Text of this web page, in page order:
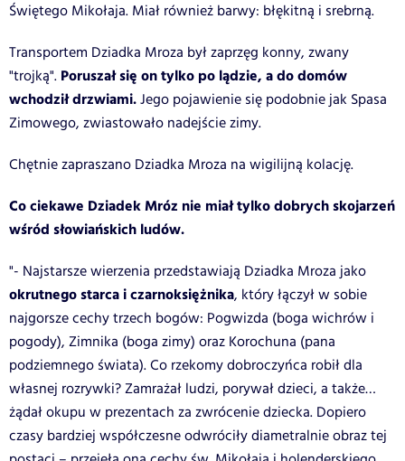
Świętego Mikołaja. Miał również barwy: błękitną i srebrną.
Transportem Dziadka Mroza był zaprzęg konny, zwany
"trojką". Poruszał się on tylko po lądzie, a do domów
wchodził drzwiami.Jego pojawienie się podobnie jak Spasa
Zimowego, zwiastowało nadejście zimy.
Chętnie zapraszano Dziadka Mroza na wigilijną kolację.
Co ciekawe Dziadek Mróz nie miał tylko dobrych skojarzeń
wśród słowiańskich ludów.
"- Najstarsze wierzenia przedstawiają Dziadka Mroza jako
okrutnego starca i czarnoksiężnika, który łączył w sobie
najgorsze cechy trzech bogów: Pogwizda (boga wichrów i
pogody), Zimnika (boga zimy) oraz Korochuna (pana
podziemnego świata). Co rzekomy dobroczyńca robił dla
własnej rozrywki? Zamrażał ludzi, porywał dzieci, a także…
żądał okupu w prezentach za zwrócenie dziecka. Dopiero
czasy bardziej współczesne odwróciły diametralnie obraz tej